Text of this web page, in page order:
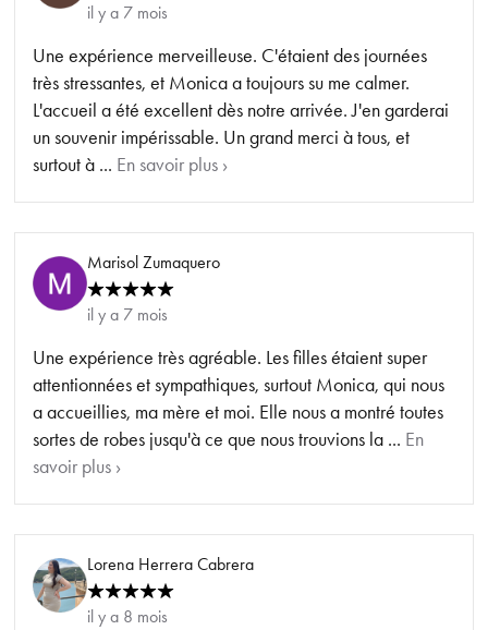
il y a 7 mois
Une expérience merveilleuse. C'étaient des journées
très stressantes, et Monica a toujours su me calmer.
L'accueil a été excellent dès notre arrivée. J'en garderai
un souvenir impérissable. Un grand merci à tous, et
surtout à ... En savoir plus ›
Marisol Zumaquero
il y a 7 mois
Une expérience très agréable. Les filles étaient super
attentionnées et sympathiques, surtout Monica, qui nous
a accueillies, ma mère et moi. Elle nous a montré toutes
sortes de robes jusqu'à ce que nous trouvions la ... En
savoir plus ›
Lorena Herrera Cabrera
il y a 8 mois